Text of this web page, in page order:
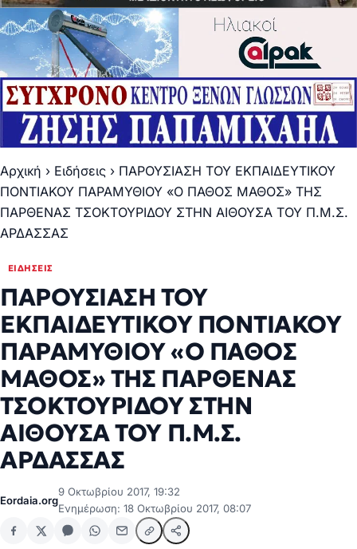
Αρχική › Ειδήσεις › ΠΑΡΟΥΣΙΑΣΗ ΤΟΥ ΕΚΠΑΙΔΕΥΤΙΚΟΥ
ΠΟΝΤΙΑΚΟΥ ΠΑΡΑΜΥΘΙΟΥ «Ο ΠΑΘΟΣ ΜΑΘΟΣ» ΤΗΣ
ΠΑΡΘΕΝΑΣ ΤΣΟΚΤΟΥΡΙΔΟΥ ΣΤΗΝ ΑΙΘΟΥΣΑ ΤΟΥ Π.Μ.Σ.
ΑΡΔΑΣΣΑΣ
ΕΙΔΉΣΕΙΣ
ΠΑΡΟΥΣΙΑΣΗ ΤΟΥ
ΕΚΠΑΙΔΕΥΤΙΚΟΥ ΠΟΝΤΙΑΚΟΥ
ΠΑΡΑΜΥΘΙΟΥ «Ο ΠΑΘΟΣ
ΜΑΘΟΣ» ΤΗΣ ΠΑΡΘΕΝΑΣ
ΤΣΟΚΤΟΥΡΙΔΟΥ ΣΤΗΝ
ΑΙΘΟΥΣΑ ΤΟΥ Π.Μ.Σ.
ΑΡΔΑΣΣΑΣ
Eordaia.org
9 Οκτωβρίου 2017, 19:32
Ενημέρωση: 18 Οκτωβρίου 2017, 08:07